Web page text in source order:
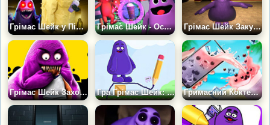
Грімас Шейк у Підсобці Грімас Шейк - Острівний Монстр Грімас Шейк Закулісся
Грімас Шейк Захоплює Світ Гра Грімас Шейк: Намалюй і Зітри Гримасний Коктейль Своїми Руками